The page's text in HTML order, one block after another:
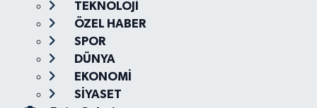
TEKNOLOJİ
ÖZEL HABER
SPOR
DÜNYA
EKONOMİ
SİYASET